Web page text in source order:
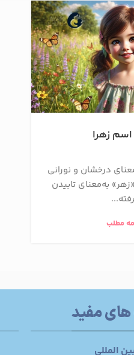
زهرا
درخشان و نورانی
به‌معنای تابیدن
مطلب
های مفید
المللی